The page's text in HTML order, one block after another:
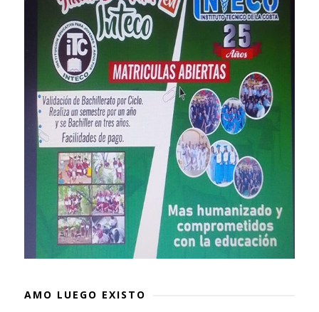
AMO LUEGO EXISTO